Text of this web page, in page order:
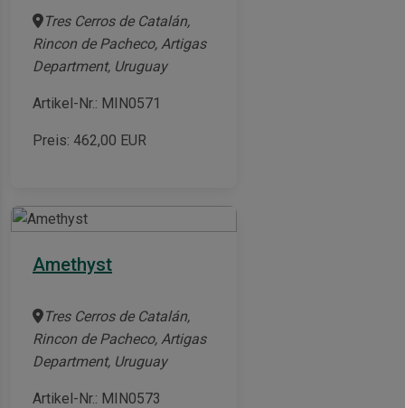
Tres Cerros de Catalán,
Rincon de Pacheco, Artigas
Department, Uruguay
Artikel-Nr.: MIN0571
Preis: 462,00 EUR
Amethyst
Tres Cerros de Catalán,
Rincon de Pacheco, Artigas
Department, Uruguay
Artikel-Nr.: MIN0573